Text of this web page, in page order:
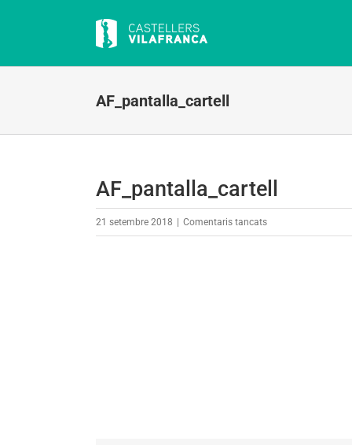
AF_pantalla_cartell
AF_pantalla_cartell
21 setembre 2018 Comentaris tancatsa